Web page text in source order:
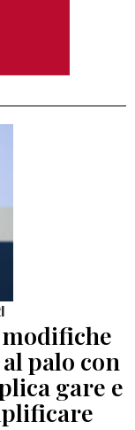
palo con
gare e